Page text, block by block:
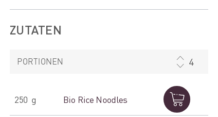
ZUTATEN
PORTIONEN
250 g Bio Rice Noodles